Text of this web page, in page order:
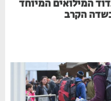
המיוחד
הקרב